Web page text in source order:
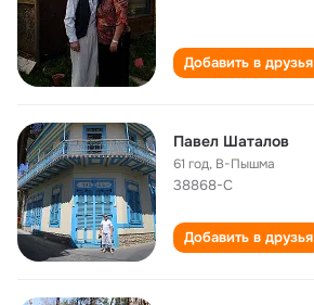
Добавить в друзья
Павел Шаталов
61 год, В-Пышма
38868-С
Добавить в друзья